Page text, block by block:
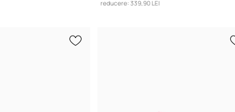
reducere: 339,90 LEI